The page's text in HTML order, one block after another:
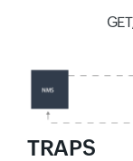
TRAPS